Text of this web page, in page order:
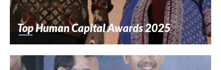
Top Human Capital Awards 2025